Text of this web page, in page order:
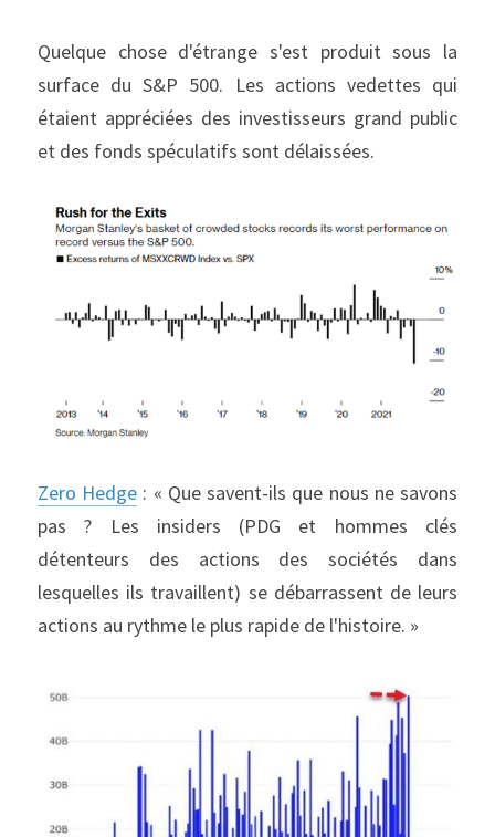
Quelque chose d'étrange s'est produit sous la
surface du S&P 500. Les actions vedettes qui
étaient appréciées des investisseurs grand public
et des fonds spéculatifs sont délaissées.
Zero Hedge : « Que savent-ils que nous ne savons
pas ? Les insiders (PDG et hommes clés
détenteurs des actions des sociétés dans
lesquelles ils travaillent) se débarrassent de leurs
actions au rythme le plus rapide de l'histoire. »